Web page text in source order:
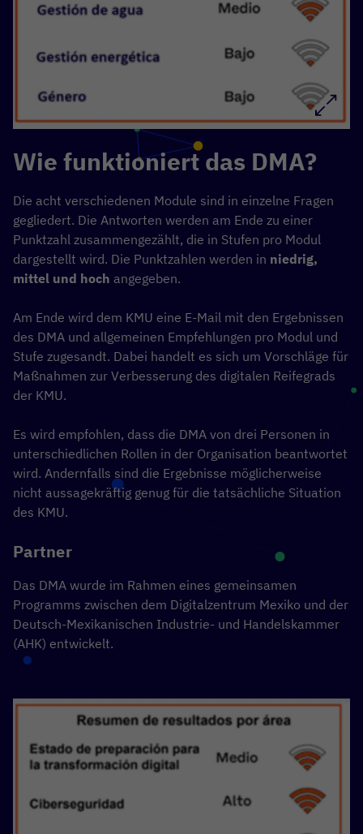
Wie funktioniert das DMA?
Die acht verschiedenen Module sind in einzelne Fragen
gegliedert. Die Antworten werden am Ende zu einer
Punktzahl zusammengezählt, die in Stufen pro Modul
dargestellt wird. Die Punktzahlen werden in niedrig,
mittel und hoch angegeben.
Am Ende wird dem KMU eine E-Mail mit den Ergebnissen
des DMA und allgemeinen Empfehlungen pro Modul und
Stufe zugesandt. Dabei handelt es sich um Vorschläge für
Maßnahmen zur Verbesserung des digitalen Reifegrads
der KMU.
Es wird empfohlen, dass die DMA von drei Personen in
unterschiedlichen Rollen in der Organisation beantwortet
wird. Andernfalls sind die Ergebnisse möglicherweise
nicht aussagekräftig genug für die tatsächliche Situation
des KMU.
Partner
Das DMA wurde im Rahmen eines gemeinsamen
Programms zwischen dem Digitalzentrum Mexiko und der
Deutsch-Mexikanischen Industrie- und Handelskammer
(AHK) entwickelt.